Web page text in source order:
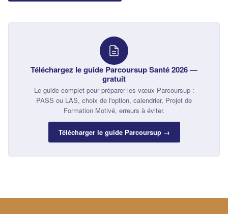
Téléchargez le guide Parcoursup Santé 2026 —
gratuit
Le guide complet pour préparer les vœux Parcoursup :
PASS ou LAS, choix de l'option, calendrier, Projet de
Formation Motivé, erreurs à éviter.
Télécharger le guide Parcoursup →